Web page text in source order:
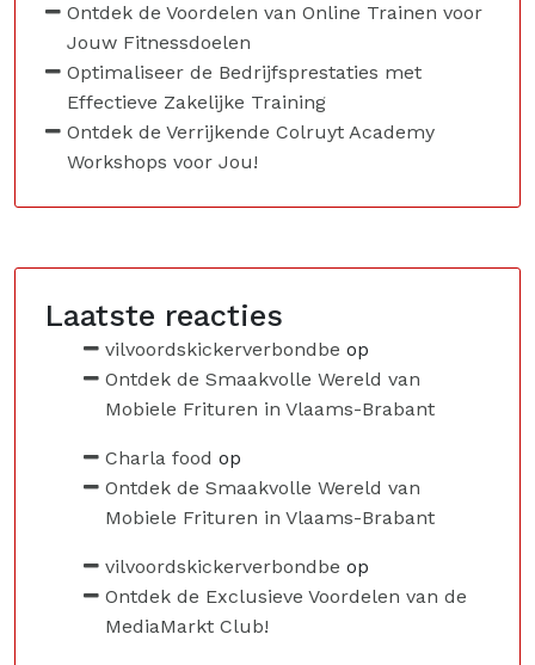
Ontdek de Voordelen van Online Trainen voor
Jouw Fitnessdoelen
Optimaliseer de Bedrijfsprestaties met
Effectieve Zakelijke Training
Ontdek de Verrijkende Colruyt Academy
Workshops voor Jou!
Laatste reacties
vilvoordskickerverbondbe op
Ontdek de Smaakvolle Wereld van
Mobiele Frituren in Vlaams-Brabant
Charla food op
Ontdek de Smaakvolle Wereld van
Mobiele Frituren in Vlaams-Brabant
vilvoordskickerverbondbe op
Ontdek de Exclusieve Voordelen van de
MediaMarkt Club!